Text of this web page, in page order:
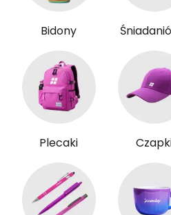
Bidony
Plecaki